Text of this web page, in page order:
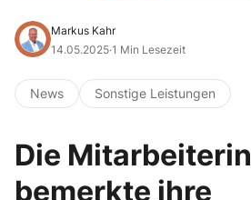
Markus Kahr
14.05.2025·1 Min Lesezeit
News Sonstige Leistungen
Die Mitarbeiterin
bemerkte ihre